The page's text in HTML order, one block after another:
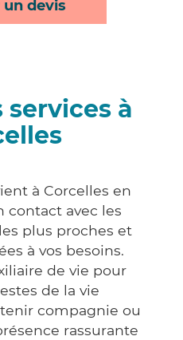
devis
services à
à Corcelles en
contact avec les
plus proches et
à vos besoins.
de vie pour
de la vie
compagnie ou
rassurante